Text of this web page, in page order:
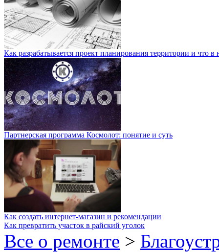
Как разрабатывается проект планирования территории и что в
Партнерская программа Космолот: понятие и суть
Как создать интернет-магазин и рекомендации
Как превратить участок в райский уголок
Все о ремонте >